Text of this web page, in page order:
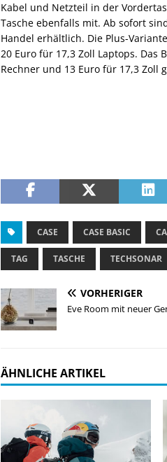
Kabel und Netzteil in der
Tasche ebenfalls mit. Ab sofort
Handel erhältlich. Die Plus-
20 Euro für 17,3 Zoll Laptops. Das
Rechner und 13 Euro für 17,3 Zoll
CASE CASE BASIC
TAG TASCHE TECHSONAR
VORHERIGER
Eve Room mit neuer
ÄHNLICHE ARTIKEL